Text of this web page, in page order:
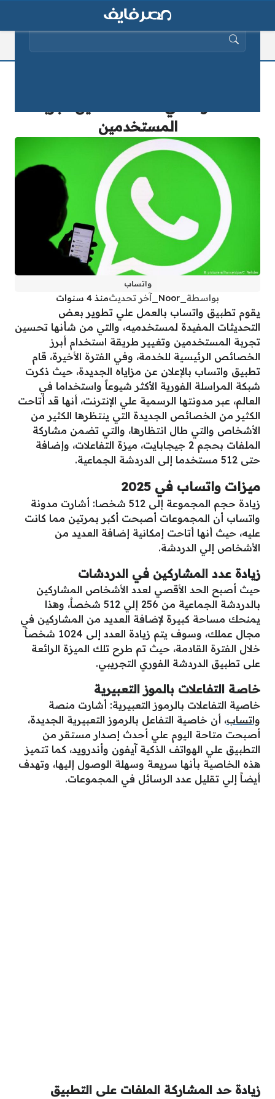
المستخدمين
واتساب
بواسطة آخر تحديثمنذ 4 سنوات
يقوم تطبيق واتساب بالعمل علي تطوير بعض
التحديثات المفيدة لمستخدميه، والتي من شأنها تحسين
تجربة المستخدمين وتغيير طريقة استخدام أبرز
الخصائص الرئيسية للخدمة، وفي الفترة الأخيرة، قام
تطبيق واتساب بالإعلان عن مزاياه الجديدة، حيث ذكرت
شبكة المراسلة الفورية الأكثر شيوعاً واستخداما في
العالم، عبر مدونتها الرسمية علي الإنترنت، أنها قد أتاحت
الكثير من الخصائص الجديدة التي ينتظرها الكثير من
الأشخاص والتي طال انتظارها، والتي تضمن مشاركة
الملفات بحجم 2 جيجابايت، ميزة التفاعلات، وإضافة
حتى 512 مستخدما إلى الدردشة الجماعية.
ميزات واتساب في 2025
زيادة حجم المجموعة إلى 512 شخصا: أشارت مدونة
واتساب أن المجموعات أصبحت أكبر بمرتين مما كانت
عليه، حيث أنها أتاحت إمكانية إضافة العديد من
الأشخاص إلي الدردشة.
زيادة عدد المشاركين في الدردشات
حيث أصبح الحد الأقصي لعدد الأشخاص المشاركين
بالدردشة الجماعية من 256 إلي 512 شخصاُ، وهذا
يمنحك مساحة كبيرة لإضافة العديد من المشاركين في
مجال عملك، وسوف يتم زيادة العدد إلى 1024 شخصاً
خلال الفترة القادمة، حيث تم طرح تلك الميزة الرائعة
على تطبيق الدردشة الفوري التجريبي.
خاصة التفاعلات بالموز التعبيرية
خاصية التفاعلات بالرموز التعبيرية: أشارت منصة
واتساب، أن خاصية التفاعل بالرموز التعبيرية الجديدة،
أصبحت متاحة اليوم علي أحدث إصدار مستقر من
التطبيق علي الهواتف الذكية آيفون وأندرويد، كما تتميز
هذه الخاصية بأنها سريعة وسهلة الوصول إليها، وتهدف
أيضاً إلي تقليل عدد الرسائل في المجموعات.
زيادة حد المشاركة الملفات على التطبيق
البحث عن: